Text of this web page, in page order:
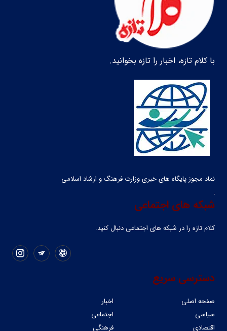
با کلام تازه، اخبار را تازه بخوانید.
نماد مجوز پایگاه های خبری وزارت فرهنگ و ارشاد اسلامی
شبکه های اجتماعی
کلام تازه را در شبکه ‌های اجتماعی دنبال کنید.
دسترسی سریع
صفحه اصلی
اخبار
سیاسی
اجتماعی
اقتصادی
فرهنگی